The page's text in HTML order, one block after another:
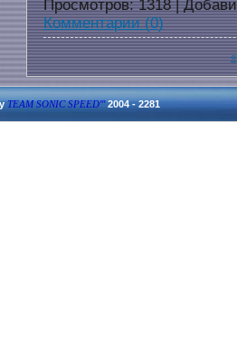
Просмотров: 1318 |
Комментарии (0)
«
TEAM SONIC SPEED'''2004 - 2281